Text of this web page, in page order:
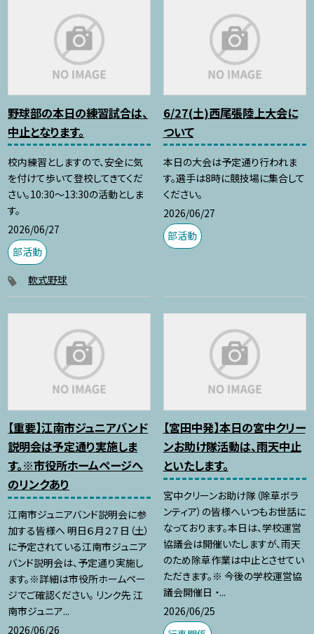
野球部の本日の練習試合は、
中止となります。
校内練習としますので、安全に気
を付けて歩いて登校してきてくだ
さい。10:30〜13:30の活動としま
す。
2026/06/27
部活動
軟式野球
6/27(土)西尾張陸上大会に
ついて
本日の大会は予定通り行われま
す。選手は8時に競技場に集合して
ください。
2026/06/27
部活動
【重要】江南市ジュニアバンド
説明会は予定通り実施しま
す。※市役所ホームページへ
のリンクあり
江南市ジュニアバンド説明会に参
加する皆様へ 明日６月２７日（土）
に予定されている江南市ジュニア
バンド説明会は、予定通り実施し
ます。※詳細は市役所ホームペー
ジでご確認ください。 リンク先 江
南市ジュニア...
2026/06/26
【宮田中発】本日の宮中クリー
ンお助け隊活動は、雨天中止
といたします。
宮中クリーンお助け隊（除草ボラ
ンティア）の皆様へいつもお世話に
なっております。本日は、学校運営
協議会は開催いたしますが、雨天
のため除草作業は中止とさせてい
ただきます。※ 今後の学校運営協
議会開催日 ・...
2026/06/25